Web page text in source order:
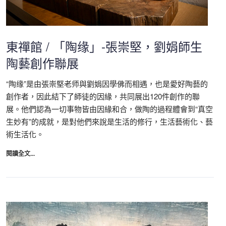
東禪館 / 「陶缘」-張崇堅，劉娟師生
陶藝創作聯展
“陶缘”是由張崇堅老师與劉娟因學佛而相遇，也是愛好陶藝的
創作者，因此結下了師徒的因緣，共同展出120件創作的聯
展。他們認為一切事物皆由因緣和合，做陶的過程體會到“真空
生妙有”的成就，是對他們來說是生活的修行，生活藝術化、藝
術生活化。
閱讀全文...